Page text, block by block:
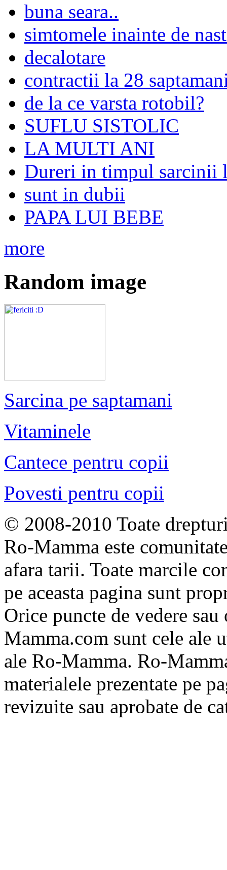
buna seara..
simtomele inainte de
decalotare
contractii la 28
de la ce varsta rotobil?
SUFLU SISTOLIC
LA MULTI ANI
Dureri in timpul sarcinii
sunt in dubii
PAPA LUI BEBE
more
Random image
Sarcina pe saptamani
Vitaminele
Cantece pentru copii
Povesti pentru copii
© 2008-2010 Toate
Ro-Mamma este
afara tarii. Toate marcile
pe aceasta pagina sunt
Orice puncte de vedere
Mamma.com sunt cele ale
ale Ro-Mamma. Ro-
materialele prezentate pe
revizuite sau aprobate de